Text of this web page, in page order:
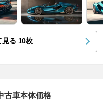
見る 10枚
古車本体価格